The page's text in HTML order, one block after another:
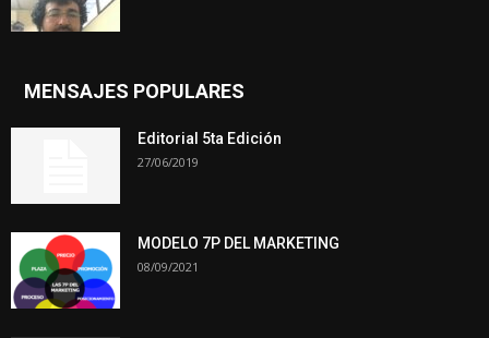
MENSAJES POPULARES
Editorial 5ta Edición
27/06/2019
MODELO 7P DEL MARKETING
08/09/2021